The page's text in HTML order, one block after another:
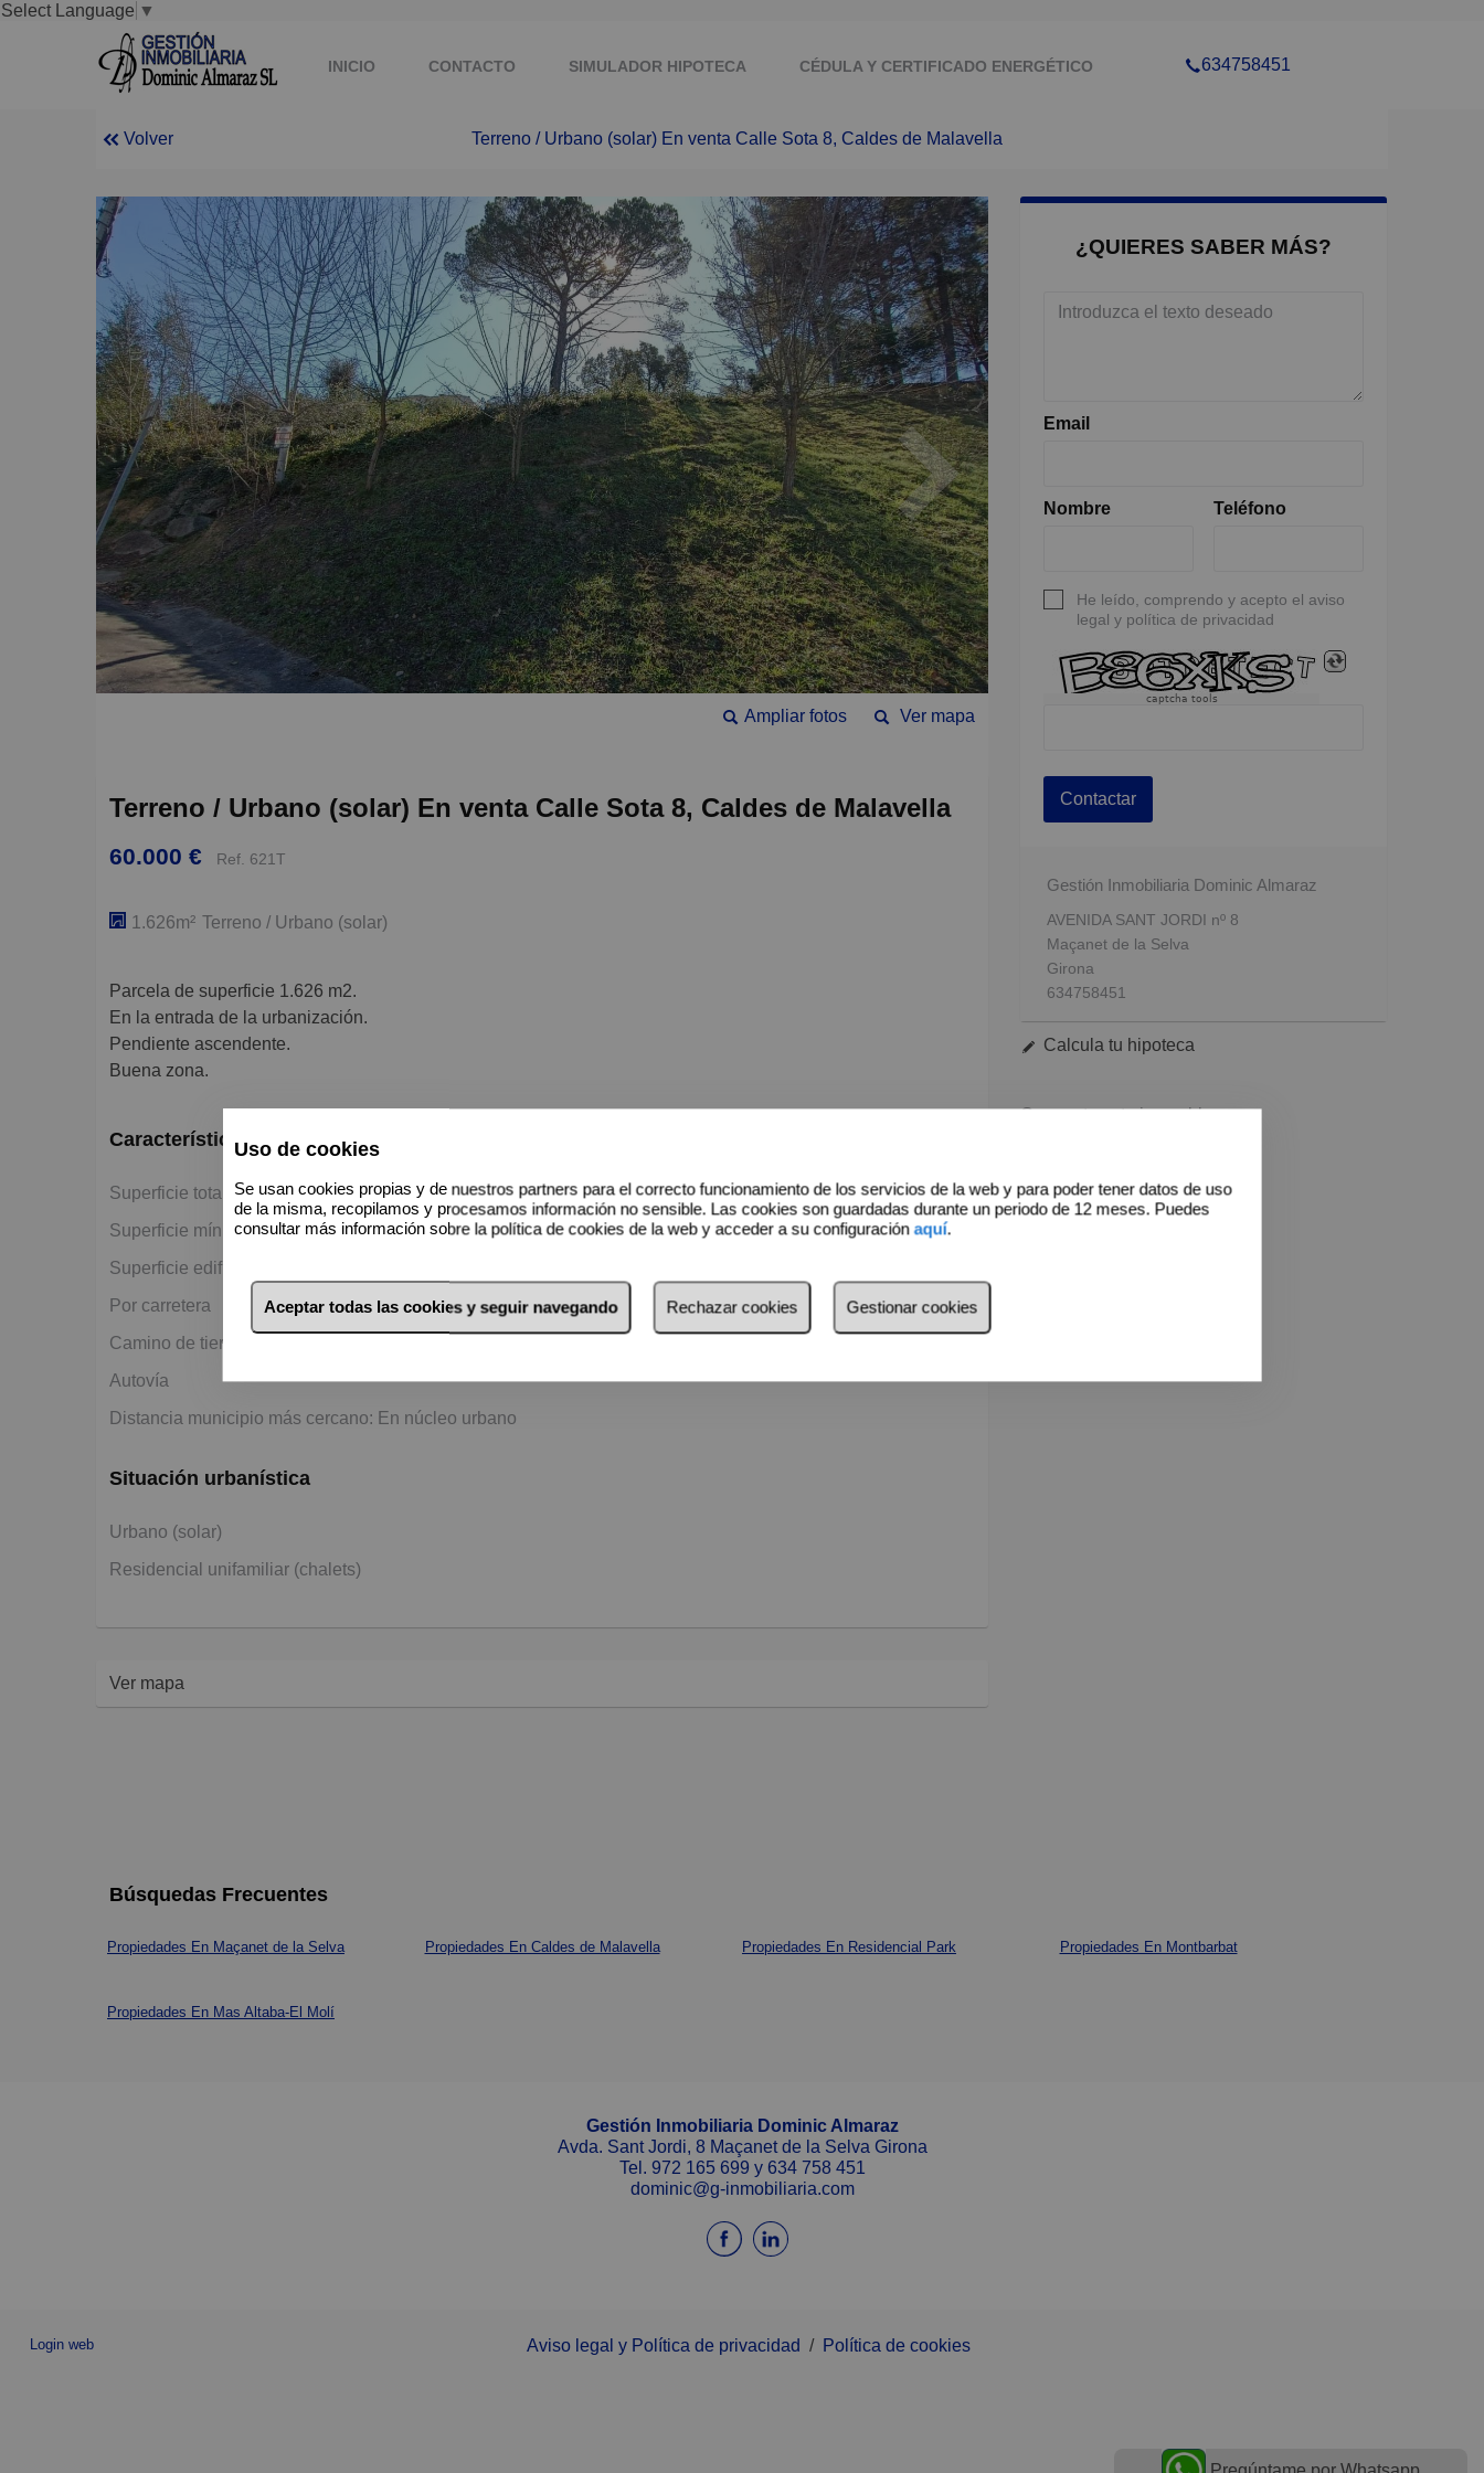
Select Language ▼
INICIO CONTACTO SIMULADOR HIPOTECA CÉDULA Y CERTIFICADO ENERGÉTICO 634758451
Volver Terreno / Urbano (solar) En venta Calle Sota 8, Caldes de Malavella
Ver mapa
Ampliar fotos
Terreno / Urbano (solar) En venta Calle Sota 8, Caldes de Malavella
60.000 € Ref. 621T
1.626m² Terreno / Urbano (solar)
Parcela de superficie 1.626 m2.
En la entrada de la urbanización.
Pendiente ascendente.
Buena zona.
Características básicas
Superficie total del terreno 1.626 m2
Superficie mínima en venta 1.626 m2
Superficie edificable 300 m
Por carretera
Camino de tierra
Autovía
Distancia municipio más cercano: En núcleo urbano
Situación urbanística
Urbano (solar)
Residencial unifamiliar (chalets)
¿QUIERES SABER MÁS?
Email
Nombre Teléfono
He leído, comprendo y acepto el aviso
legal y política de privacidad
captcha tools
Contactar
Gestión Inmobiliaria Dominic Almaraz
AVENIDA SANT JORDI nº 8
Maçanet de la Selva
Girona
634758451
Calcula tu hipoteca
Comparte este inmueble
Ver mapa
Búsquedas Frecuentes
Propiedades En Maçanet de la Selva Propiedades En Caldes de Malavella Propiedades En Residencial Park Propiedades En Montbarbat
Propiedades En Mas Altaba-El Molí
Gestión Inmobiliaria Dominic Almaraz
Avda. Sant Jordi, 8 Maçanet de la Selva Girona
Tel. 972 165 699 y 634 758 451
dominic@g-inmobiliaria.com
Login web Aviso legal y Política de privacidad / Política de cookies
Uso de cookies
Se usan cookies propias y de nuestros partners para el correcto funcionamiento de los servicios de la web y para poder tener datos de uso
de la misma, recopilamos y procesamos información no sensible. Las cookies son guardadas durante un periodo de 12 meses. Puedes
consultar más información sobre la política de cookies de la web y acceder a su configuraciónaquí.
Aceptar todas las cookies y seguir navegando Rechazar cookies Gestionar cookies